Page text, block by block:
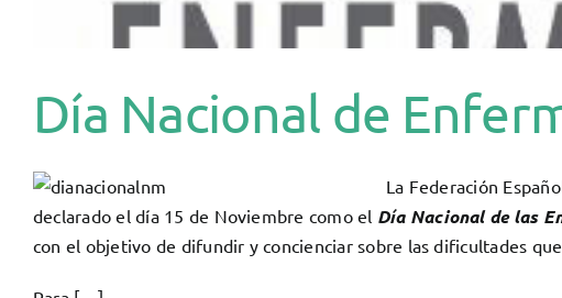
Día Nacional de
La Federación
declarado el día 15 de Noviembre como el Día Nacional de las
con el objetivo de difundir y concienciar sobre las dificultades